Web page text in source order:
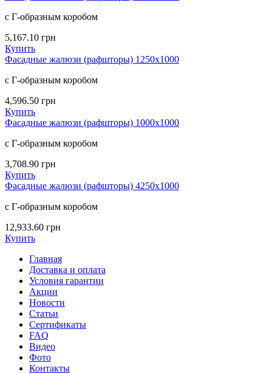
с Г-образным коробом
5,167.10 грн
Купить
Фасадные жалюзи (рафшторы) 1250х1000
с Г-образным коробом
4,596.50 грн
Купить
Фасадные жалюзи (рафшторы) 1000х1000
с Г-образным коробом
3,708.90 грн
Купить
Фасадные жалюзи (рафшторы) 4250х1000
с Г-образным коробом
12,933.60 грн
Купить
Главная
Доставка и оплата
Условия гарантии
Акции
Новости
Статьи
Сертификаты
FAQ
Видео
Фото
Контакты